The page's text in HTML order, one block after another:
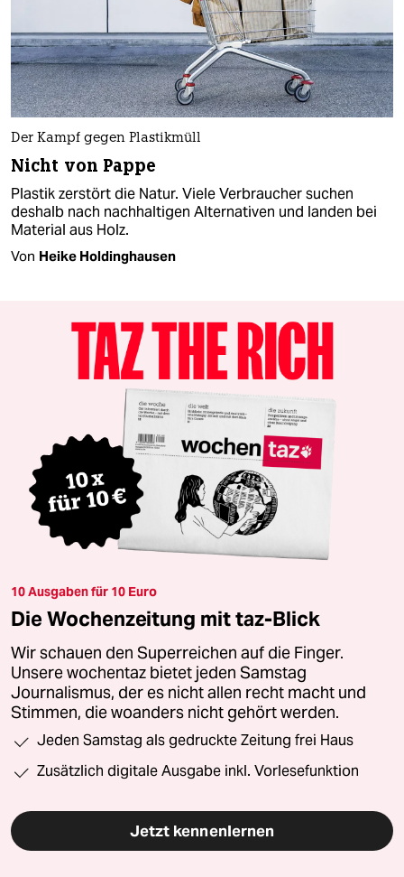
Der Kampf gegen Plastikmüll
Nicht von Pappe
Plastik zerstört die Natur. Viele Verbraucher suchen
deshalb nach nachhaltigen Alternativen und landen bei
Material aus Holz.
Von Heike Holdinghausen
10 Ausgaben für 10 Euro
Die Wochenzeitung mit taz-Blick
Wir schauen den Superreichen auf die Finger.
Unsere wochentaz bietet jeden Samstag
Journalismus, der es nicht allen recht macht und
Stimmen, die woanders nicht gehört werden.
Jeden Samstag als gedruckte Zeitung frei Haus
Zusätzlich digitale Ausgabe inkl. Vorlesefunktion
Jetzt kennenlernen